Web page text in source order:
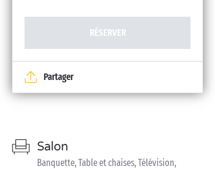
RÉSERVER
Partager
Salon
Banquette, Table et chaises, Télévision,